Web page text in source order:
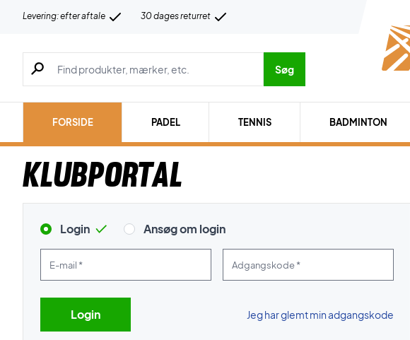
Levering: efter aftale 30 dages returret
Søg efter produkter, mærker etc.
Søg
FORSIDE PADEL TENNIS BADMINTON
Klubportal
Login Ansøg om login
Jeg har glemt min adgangskode